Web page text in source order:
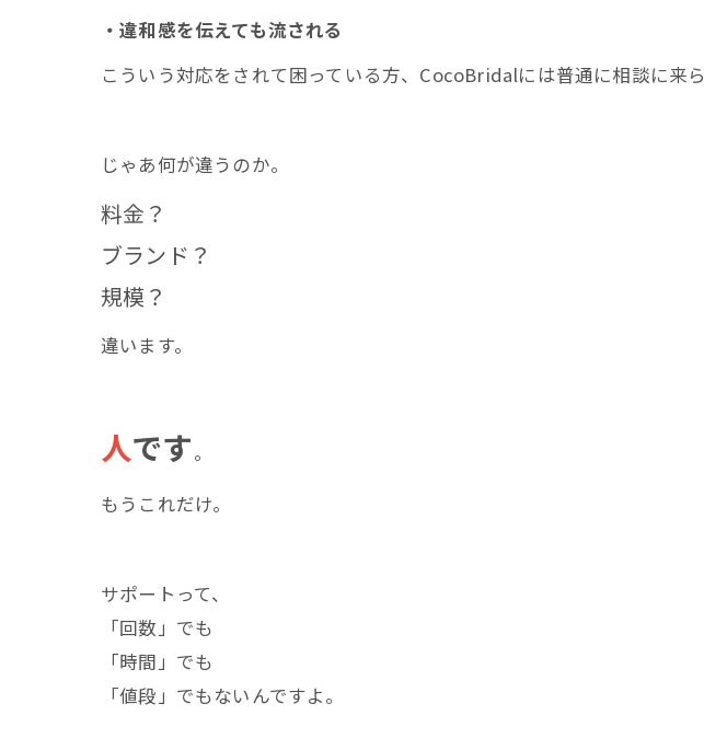
・違和感を伝えても流される
こういう対応をされて困っている方、CocoBridalには普通に相談に来
じゃあ何が違うのか。
料金？
ブランド？
規模？
違います。
人です。
もうこれだけ。
サポートって、
「回数」でも
「時間」でも
「値段」でもないんですよ。